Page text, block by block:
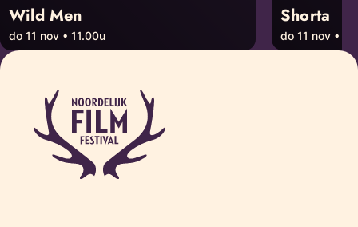
Wild Men
do 11 nov • 11.00u
Shorta
do 11 nov •